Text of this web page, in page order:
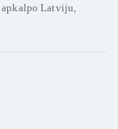
Latviju,